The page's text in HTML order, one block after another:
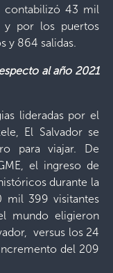
contabilizó 43 mil
y por los puertos
y 864 salidas.
al año 2021
lideradas por el
El Salvador se
para viajar. De
el ingreso de
durante la
mil 399 visitantes
mundo eligieron
versus los 24
del 209